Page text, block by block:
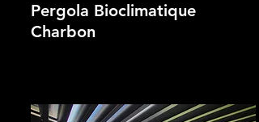
Pergola Bioclimatique
Charbon